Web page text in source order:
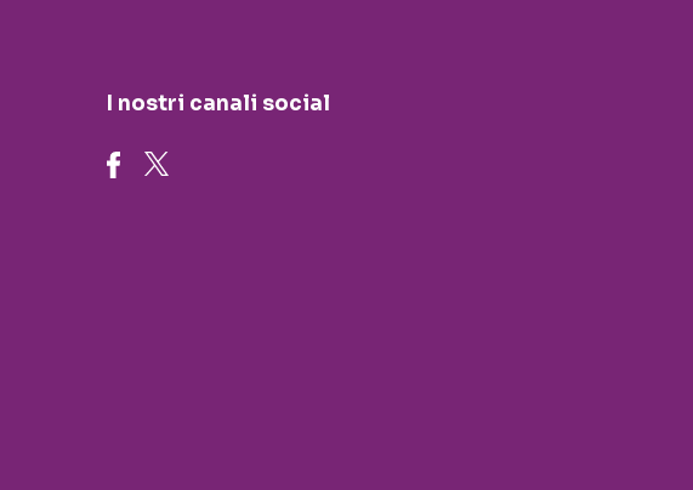
I nostri canali social